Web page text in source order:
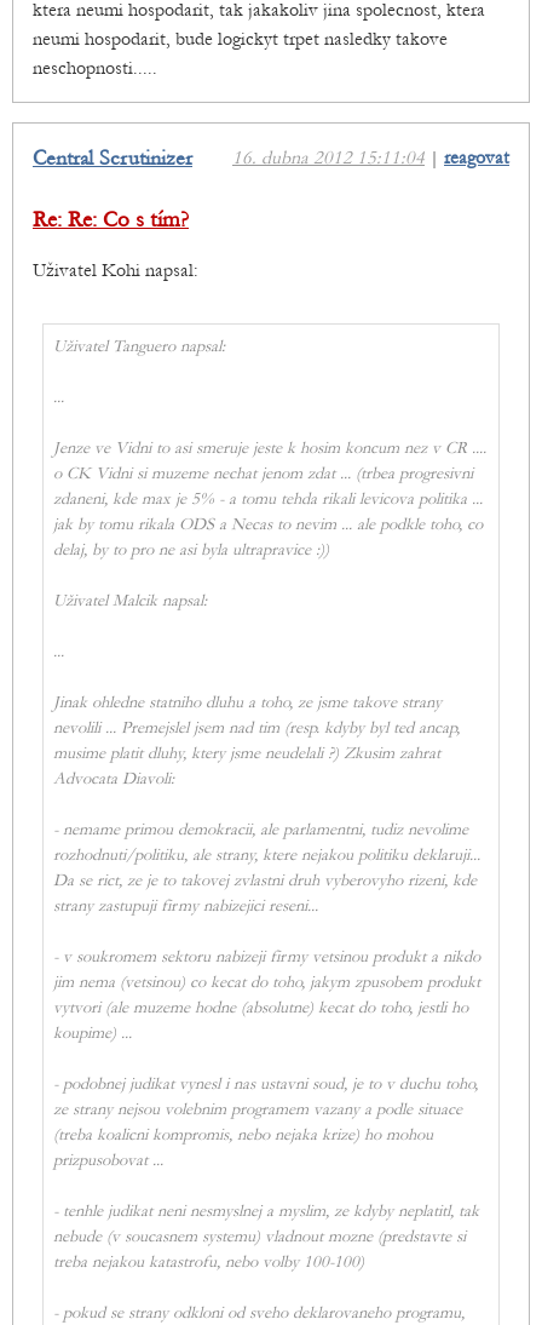
ktera neumi hospodarit, tak jakakoliv jina spolecnost, ktera
neumi hospodarit, bude logickyt trpet nasledky takove
neschopnosti.....
16. dubna 2012 15:11:04 | reagovat
Central Scrutinizer
Re: Re: Co s tím?
Uživatel Kohi napsal:
Uživatel Tanguero napsal:
...
Jenze ve Vidni to asi smeruje jeste k hosim koncum nez v CR ....
o CK Vidni si muzeme nechat jenom zdat ... (trbea progresivni
zdaneni, kde max je 5% - a tomu tehda rikali levicova politika ...
jak by tomu rikala ODS a Necas to nevim ... ale podkle toho, co
delaj, by to pro ne asi byla ultrapravice :))
Uživatel Malcik napsal:
...
Jinak ohledne statniho dluhu a toho, ze jsme takove strany
nevolili ... Premejslel jsem nad tim (resp. kdyby byl ted ancap,
musime platit dluhy, ktery jsme neudelali ?) Zkusim zahrat
Advocata Diavoli:
- nemame primou demokracii, ale parlamentni, tudiz nevolime
rozhodnuti/politiku, ale strany, ktere nejakou politiku deklaruji...
Da se rict, ze je to takovej zvlastni druh vyberovyho rizeni, kde
strany zastupuji firmy nabizejici reseni...
- v soukromem sektoru nabizeji firmy vetsinou produkt a nikdo
jim nema (vetsinou) co kecat do toho, jakym zpusobem produkt
vytvori (ale muzeme hodne (absolutne) kecat do toho, jestli ho
koupime) ...
- podobnej judikat vynesl i nas ustavni soud, je to v duchu toho,
ze strany nejsou volebnim programem vazany a podle situace
(treba koalicni kompromis, nebo nejaka krize) ho mohou
prizpusobovat ...
- tenhle judikat neni nesmyslnej a myslim, ze kdyby neplatitl, tak
nebude (v soucasnem systemu) vladnout mozne (predstavte si
treba nejakou katastrofu, nebo volby 100-100)
- pokud se strany odkloni od sveho deklarovaneho programu,